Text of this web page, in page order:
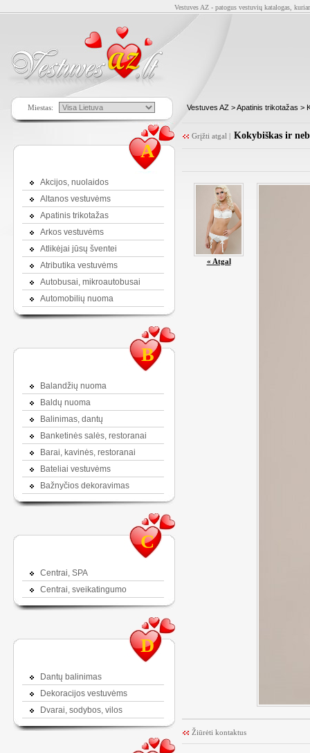
Vestuves AZ - patogus vestuvių katalogas,
Miestas: Vestuves AZ >Apatinis trikotažas >
A
Akcijos, nuolaidos
Altanos vestuvėms
Apatinis trikotažas
Arkos vestuvėms
Atlikėjai jūsų šventei
Atributika vestuvėms
Autobusai, mikroautobusai
Automobilių nuoma
B
Balandžių nuoma
Baldų nuoma
Balinimas, dantų
Banketinės salės, restoranai
Barai, kavinės, restoranai
Bateliai vestuvėms
Bažnyčios dekoravimas
C
Centrai, SPA
Centrai, sveikatingumo
D
Dantų balinimas
Dekoracijos vestuvėms
Dvarai, sodybos, vilos
Grįžti atgal | Kokybiškas ir
« Atgal
Žiūrėti kontaktus